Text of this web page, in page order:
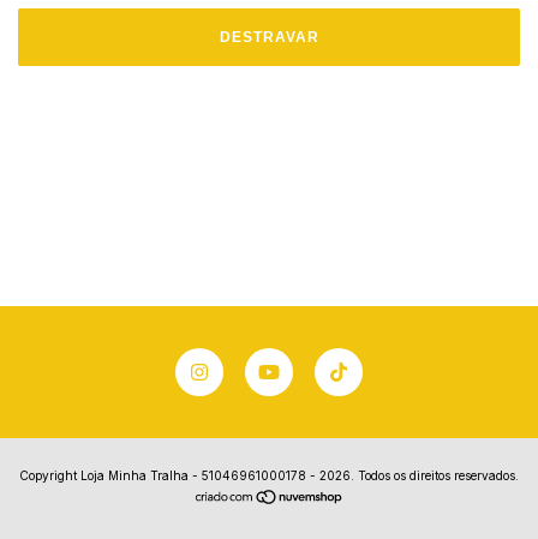
DESTRAVAR
Copyright Loja Minha Tralha - 51046961000178 - 2026. Todos os direitos reservados.